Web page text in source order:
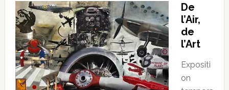
De
l’Air,
de
l’Art
Expositi
on